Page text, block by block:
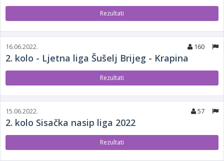
Rezultati
16.06.2022. 160
2. kolo - Ljetna liga Šušelj Brijeg - Krapina
Rezultati
15.06.2022. 57
2. kolo Sisačka nasip liga 2022
Rezultati